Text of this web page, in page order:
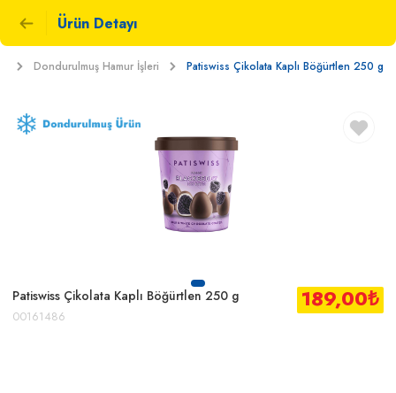
Ürün Detayı
Dondurulmuş Hamur İşleri Patiswiss Çikolata Kaplı Böğürtlen 250 g
Patiswiss Çikolata Kaplı Böğürtlen 250 g
00161486
189,00₺